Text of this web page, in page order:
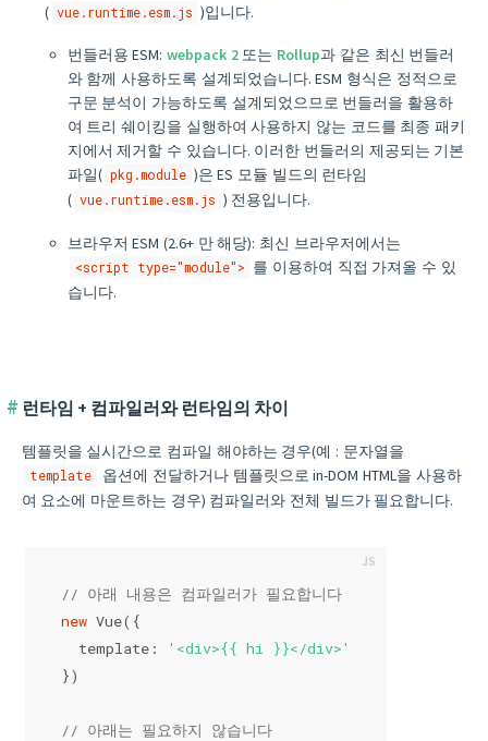
( vue.runtime.esm.js )입니다.
번들러용 ESM: webpack 2또는 Rollup과 같은 최신 번들러
와 함께 사용하도록 설계되었습니다. ESM 형식은 정적으로
구문 분석이 가능하도록 설계되었으므로 번들러을 활용하
여 트리 쉐이킹을 실행하여 사용하지 않는 코드를 최종 패키
지에서 제거할 수 있습니다. 이러한 번들러의 제공되는 기본
파일( pkg.module )은 ES 모듈 빌드의 런타임
( vue.runtime.esm.js ) 전용입니다.
브라우저 ESM (2.6+ 만 해당): 최신 브라우저에서는
<script type="module"> 를 이용하여 직접 가져올 수 있
습니다.
런타임 + 컴파일러와 런타임의 차이
템플릿을 실시간으로 컴파일 해야하는 경우(예 : 문자열을
template
옵션에 전달하거나 템플릿으로 in-DOM HTML을 사용하
여 요소에 마운트하는 경우) 컴파일러와 전체 빌드가 필요합니다.
// 아래 내용은 컴파일러가 필요합니다
new Vue({
  template:
'<div>{{ hi }}</div>'
})
// 아래는 필요하지 않습니다